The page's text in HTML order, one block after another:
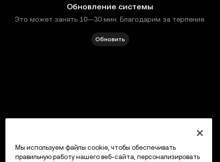
Обновление системы
Это может занять 10—30 мин. Благодарим за терпение.
Обновить
Мы используем файлы cookie, чтобы обеспечивать
правильную работу нашего веб-сайта, персонализировать